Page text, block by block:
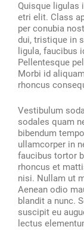
Quisque ligulas
etri elit. Class
per conubia
dui, tristique in
ligula, faucibus
Pellentesque
Morbi id
rhoncus
Vestibulum
sodales quam
bibendum
ullamcorper in
faucibus tortor
rhoncus et
nisi. Nullam ut
Aenean odio
blandit a nunc.
suscipit eu
lectus